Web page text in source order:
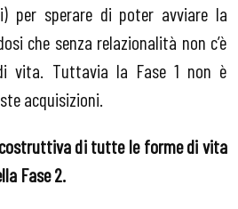
per sperare di poter avviare la
che senza relazionalità non c’è
vita. Tuttavia la Fase 1 non è
acquisizioni.
di tutte le forme di vita
Fase 2.